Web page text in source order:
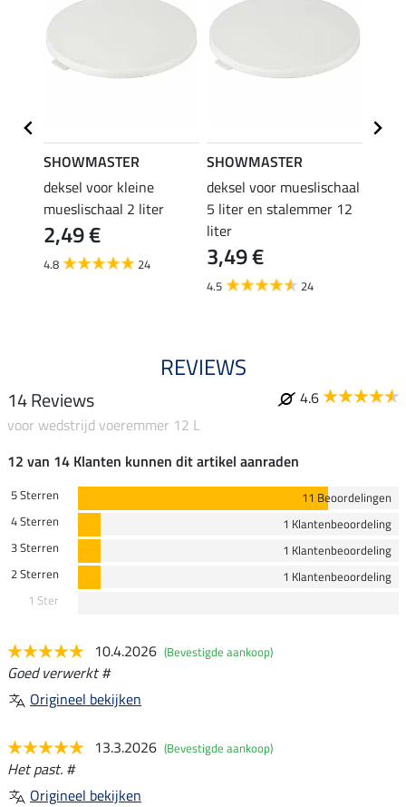
SHOWMASTER
deksel voor kleine
mueslischaal 2 liter
2,49 €
4.8 24
SHOWMASTER
deksel voor mueslischaal
5 liter en stalemmer 12
liter
3,49 €
4.5 24
REVIEWS
14 Reviews
4.6
voor wedstrijd voeremmer 12 L
12 van 14 Klanten kunnen dit artikel aanraden
5 Sterren
11 Beoordelingen
4 Sterren
1 Klantenbeoordeling
3 Sterren
1 Klantenbeoordeling
2 Sterren
1 Klantenbeoordeling
1 Ster
10.4.2026 (Bevestigde aankoop)
Goed verwerkt #
Origineel bekijken
13.3.2026 (Bevestigde aankoop)
Het past. #
Origineel bekijken